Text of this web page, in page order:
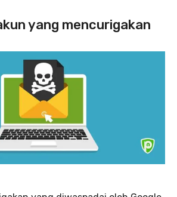
yang mencurigakan